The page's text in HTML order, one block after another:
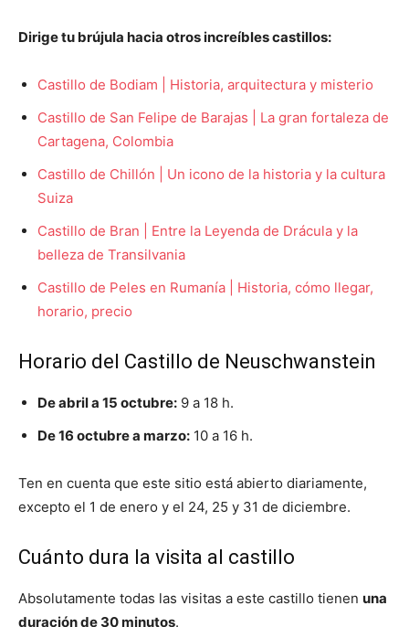
Dirige tu brújula hacia otros increíbles castillos:
Castillo de Bodiam | Historia, arquitectura y misterio
Castillo de San Felipe de Barajas | La gran fortaleza de
Cartagena, Colombia
Castillo de Chillón | Un icono de la historia y la cultura
Suiza
Castillo de Bran | Entre la Leyenda de Drácula y la
belleza de Transilvania
Castillo de Peles en Rumanía | Historia, cómo llegar,
horario, precio
Horario del Castillo de Neuschwanstein
De abril a 15 octubre: 9 a 18 h.
De 16 octubre a marzo: 10 a 16 h.
Ten en cuenta que este sitio está abierto diariamente,
excepto el 1 de enero y el 24, 25 y 31 de diciembre.
Cuánto dura la visita al castillo
Absolutamente todas las visitas a este castillo tienen una
duración de 30 minutos.